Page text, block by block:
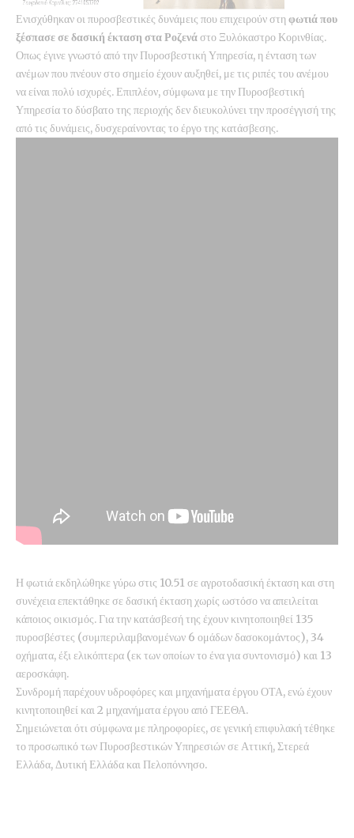
Ενισχύθηκαν οι πυροσβεστικές δυνάμεις που επιχειρούν στη φωτιά που
ξέσπασε σε δασική έκταση στα Ροζενάστο Ξυλόκαστρο Κορινθίας.
Οπως έγινε γνωστό από την Πυροσβεστική Υπηρεσία, η ένταση των
ανέμων που πνέουν στο σημείο έχουν αυξηθεί, με τις ριπές του ανέμου
να είναι πολύ ισχυρές. Επιπλέον, σύμφωνα με την Πυροσβεστική
Υπηρεσία το δύσβατο της περιοχής δεν διευκολύνει την προσέγγισή της
από τις δυνάμεις, δυσχεραίνοντας το έργο της κατάσβεσης.
Η φωτιά εκδηλώθηκε γύρω στις 10.51 σε αγροτοδασική έκταση και στη
συνέχεια επεκτάθηκε σε δασική έκταση χωρίς ωστόσο να απειλείται
κάποιος οικισμός. Για την κατάσβεσή της έχουν κινητοποιηθεί 135
πυροσβέστες (συμπεριλαμβανομένων 6 ομάδων δασοκομάντος), 34
οχήματα, έξι ελικόπτερα (εκ των οποίων το ένα για συντονισμό) και 13
αεροσκάφη.
Συνδρομή παρέχουν υδροφόρες και μηχανήματα έργου ΟΤΑ, ενώ έχουν
κινητοποιηθεί και 2 μηχανήματα έργου από ΓΕΕΘΑ.
Σημειώνεται ότι σύμφωνα με πληροφορίες, σε γενική επιφυλακή τέθηκε
το προσωπικό των Πυροσβεστικών Υπηρεσιών σε Αττική, Στερεά
Ελλάδα, Δυτική Ελλάδα και Πελοπόννησο.